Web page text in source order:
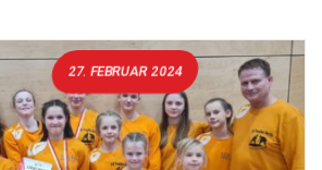
27. FEBRUAR 2024